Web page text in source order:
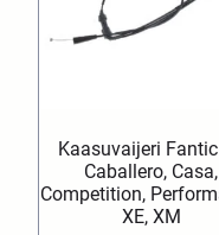
Kaasuvaijeri
Caballero, Casa,
Competition,
XE, XM